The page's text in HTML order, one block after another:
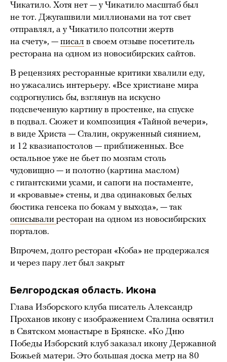
Чикатило. Хотя нет — у Чикатило масштаб был
не тот. Джугашвили миллионами на тот свет
отправлял, а у Чикатило полсотни жертв
на счету», — писал в своем отзыве посетитель
ресторана на одном из новосибирских сайтов.
В рецензиях ресторанные критики хвалили еду,
но ужасались интерьеру. «Все христиане мира
содрогнулись бы, взглянув на искусно
подсвеченную картину в простенке, на спуске
в подвал. Сюжет и композиция «Тайной вечери»,
в виде Христа — Сталин, окруженный сиянием,
и 12 квазиапостолов — приближенных. Все
остальное уже не бьет по мозгам столь
чудовищно — и полотно (картина маслом)
с гигантскими усами, и сапоги на постаменте,
и «кровавые» стены, и два одинаковых белых
бюстика генсека по бокам у выхода», — так
описывали ресторан на одном из новосибирских
порталов.
Впрочем, долго ресторан «Коба» не продержался
и через пару лет был закрыт
Белгородская область. Икона
Глава Изборского клуба писатель Александр
Проханов икону с изображением Сталина освятил
в Святском монастыре в Брянске. «Ко Дню
Победы Изборский клуб заказал икону Державной
Божьей матери. Это большая доска метр на 80